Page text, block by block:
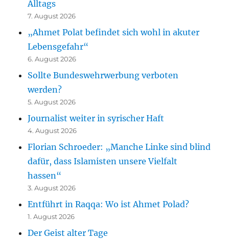
Alltags
7. August 2026
„Ahmet Polat befindet sich wohl in akuter
Lebensgefahr“
6. August 2026
Sollte Bundeswehrwerbung verboten
werden?
5. August 2026
Journalist weiter in syrischer Haft
4. August 2026
Florian Schroeder: „Manche Linke sind blind
dafür, dass Islamisten unsere Vielfalt
hassen“
3. August 2026
Entführt in Raqqa: Wo ist Ahmet Polad?
1. August 2026
Der Geist alter Tage